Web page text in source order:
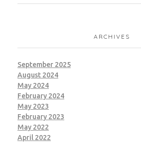
ARCHIVES
September 2025
August 2024
May 2024
February 2024
May 2023
February 2023
May 2022
April 2022